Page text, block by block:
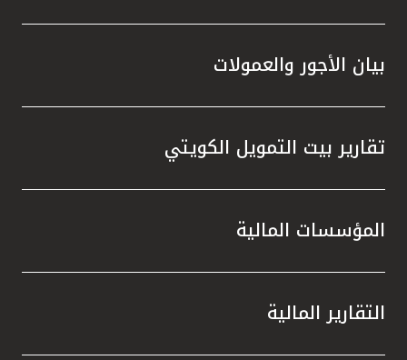
بيان الأجور والعمولات
تقارير بيت التمويل الكويتي
المؤسسات المالية
التقارير المالية